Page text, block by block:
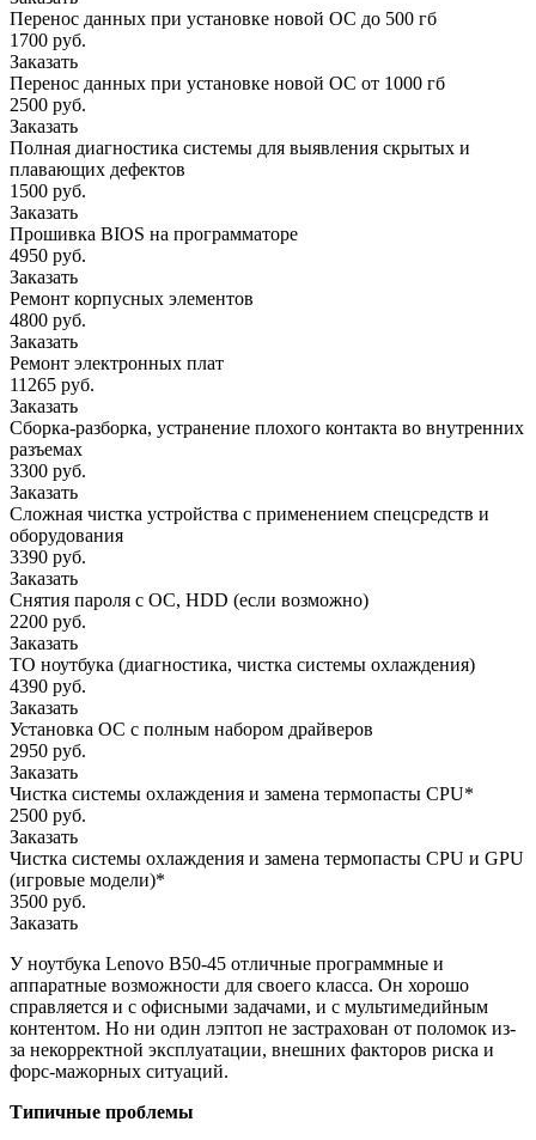
Перенос данных при установке новой ОС до 500 гб
1700 руб.
Заказать
Перенос данных при установке новой ОС от 1000 гб
2500 руб.
Заказать
Полная диагностика системы для выявления скрытых и
плавающих дефектов
1500 руб.
Заказать
Прошивка BIOS на программаторе
4950 руб.
Заказать
Ремонт корпусных элементов
4800 руб.
Заказать
Ремонт электронных плат
11265 руб.
Заказать
Сборка-разборка, устранение плохого контакта во внутренних
разъемах
3300 руб.
Заказать
Сложная чистка устройства с применением спецсредств и
оборудования
3390 руб.
Заказать
Снятия пароля с OC, HDD (если возможно)
2200 руб.
Заказать
ТО ноутбука (диагностика, чистка системы охлаждения)
4390 руб.
Заказать
Установка ОС с полным набором драйверов
2950 руб.
Заказать
Чистка системы охлаждения и замена термопасты CPU*
2500 руб.
Заказать
Чистка системы охлаждения и замена термопасты CPU и GPU
(игровые модели)*
3500 руб.
Заказать
У ноутбука Lenovo B50-45 отличные программные и
аппаратные возможности для своего класса. Он хорошо
справляется и с офисными задачами, и с мультимедийным
контентом. Но ни один лэптоп не застрахован от поломок из-
за некорректной эксплуатации, внешних факторов риска и
форс-мажорных ситуаций.
Типичные проблемы